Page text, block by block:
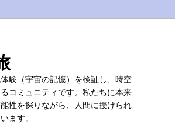
験（宇宙の記憶）を検証し、時空
コミュニティです。私たちに本来
性を探りながら、人間に授けられ
ます。